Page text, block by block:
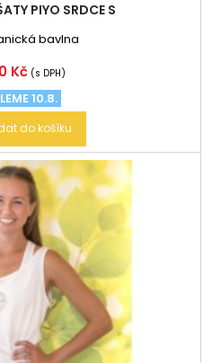
PIYO SRDCE S
bavlna
Kč (s DPH)
10.8.
do košíku